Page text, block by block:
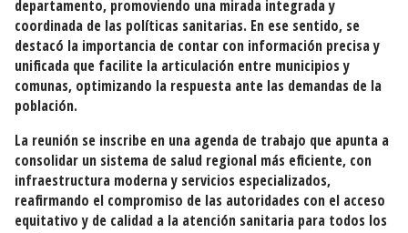
departamento, promoviendo una mirada integrada y
coordinada de las políticas sanitarias. En ese sentido, se
destacó la importancia de contar con información precisa y
unificada que facilite la articulación entre municipios y
comunas, optimizando la respuesta ante las demandas de la
población.
La reunión se inscribe en una agenda de trabajo que apunta a
consolidar un sistema de salud regional más eficiente, con
infraestructura moderna y servicios especializados,
reafirmando el compromiso de las autoridades con el acceso
equitativo y de calidad a la atención sanitaria para todos los